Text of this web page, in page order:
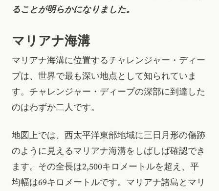
ることが明らかになりました。
マリアナ海溝
マリアナ海溝に位置するチャレンジャー・ディー
プは、世界で最も深い地点として知られていま
す。チャレンジャー・ディープの深部に到達した
のはわずか二人です。
地図上では、西太平洋東部地域に三日月形の傷跡
のように見えるマリアナ海溝をしばしば確認でき
ます。その全長は2,500キロメートルを超え、平
均幅は69キロメートルです。マリアナ諸島とマリ